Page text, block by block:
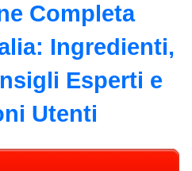
i
g
n
Completa
Ingredienti,
Esperti e
Utenti